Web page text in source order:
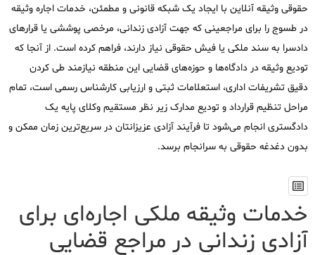
حقوقی وثیقه آنلاین با ایجاد یک شبکه قانونی و مطمئن، خدمات اجاره وثیقه
در طسوج را برای مراجعینی که جهت آزادی زندانی، مرخصی پوششی یا قرارهای
دادسرا به سند ملکی یا فیش حقوقی نیاز دارند، فراهم کرده است. از آنجا که
تودیع وثیقه در دادگاه‌ها و حوزه‌های قضایی این منطقه نیازمند طی کردن
دقیق تشریفات اداری، استعلامات ثبتی و ارزیابی کارشناس رسمی است، تمام
مراحل تنظیم قرارداد و تودیع مدارک زیر نظر مستقیم وکلای پایه یک
دادگستری انجام می‌شود تا فرآیند آزادی عزیزانتان در سریع‌ترین زمان ممکن و
بدون دغدغه حقوقی به سرانجام برسد.
خدمات وثیقه ملکی اجاره‌ای برای
آزادی زندانی در مراجع قضایی